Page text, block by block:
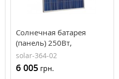
Солнечная батарея
(панель) 250Вт,
поликристаллическая
PLM-250P-60, Perlight
Solar
solar-364-02
6 005 грн.